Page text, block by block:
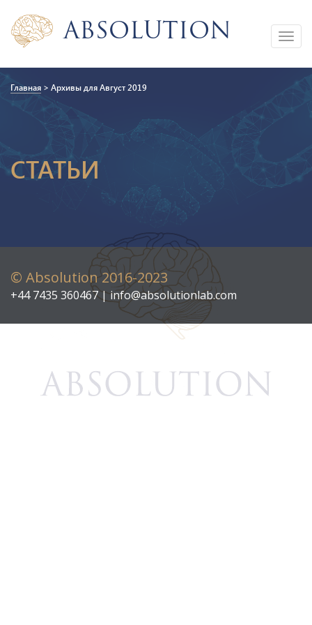
Toggle
navigation
Absolution
Главная > Архивы для Август 2019
СТАТЬИ
© Absolution 2016-2023
+44 7435 360467 | info@absolutionlab.com